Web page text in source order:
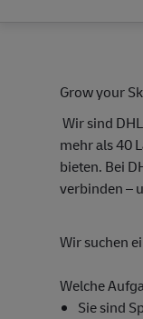
Grow your
Wir sind
mehr als 40
bieten. Bei
verbinden –
Wir suchen
Welche
Sie sind